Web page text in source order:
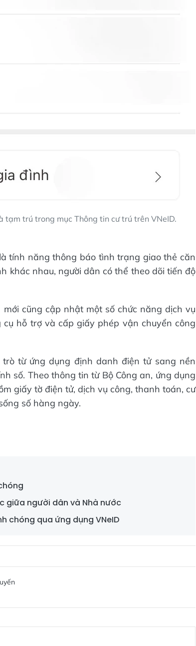
trú trong mục Thông tin cư trú trên VNeID.
tính năng thông báo tình trạng giao thẻ căn
khác nhau, người dân có thể theo dõi tiến độ
cũng cập nhật một số chức năng dịch vụ
hỗ trợ và cấp giấy phép vận chuyển công
từ ứng dụng định danh điện tử sang nền
số. Theo thông tin từ Bộ Công an, ứng dụng
giấy tờ điện tử, dịch vụ công, thanh toán, cư
số hàng ngày.
giữa người dân và Nhà nước
chóng qua ứng dụng VNeID